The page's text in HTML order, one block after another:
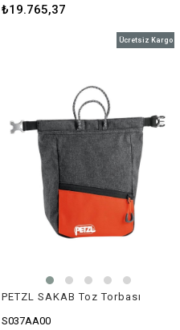
₺19.765,37
PETZL SAKAB Toz Torbası
S037AA00
Ücretsiz Kargo